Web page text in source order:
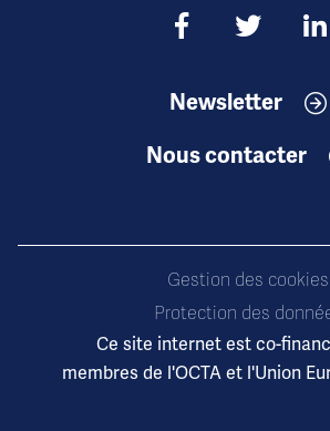
Newsletter
Nous contacter
Gestion des cookies
Protection des
Ce site internet est co-
membres de l'OCTA et l'Union